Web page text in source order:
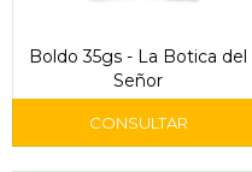
Boldo 35gs - La Botica del
Señor